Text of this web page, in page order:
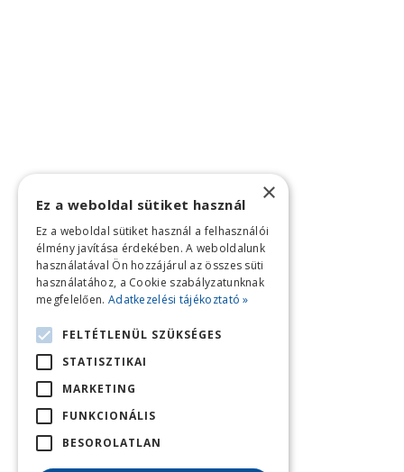
×
Ez a weboldal sütiket használ
Ez a weboldal sütiket használ a felhasználói
élmény javítása érdekében. A weboldalunk
használatával Ön hozzájárul az összes süti
használatához, a Cookie szabályzatunknak
megfelelően. Adatkezelési tájékoztató »
FELTÉTLENÜL SZÜKSÉGES
STATISZTIKAI
MARKETING
FUNKCIONÁLIS
BESOROLATLAN